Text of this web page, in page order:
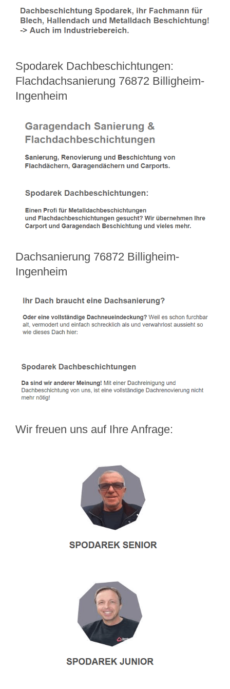
Spodarek Dachbeschichtungen:
Flachdachsanierung 76872 Billigheim-
Ingenheim
Dachsanierung 76872 Billigheim-
Ingenheim
Wir freuen uns auf Ihre Anfrage: